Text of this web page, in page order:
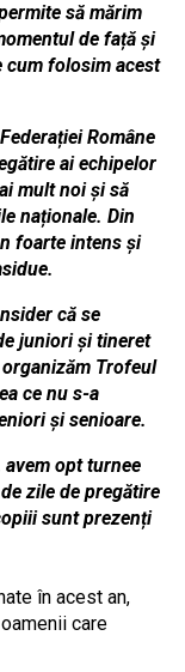
să mărim
de față și
cum folosim acest
Române
ai echipelor
mult noi și să
naționale. Din
foarte intens și
că se
juniori și tineret
Trofeul
ce nu s-a
și senioare.
opt turnee
zile de pregătire
sunt prezenți
în acest an,
care